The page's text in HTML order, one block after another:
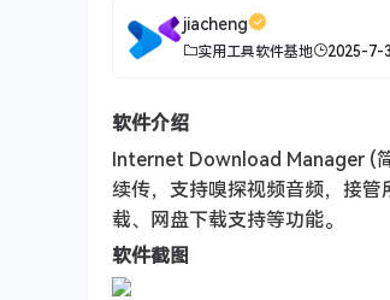
jiacheng
实用工具软件基地 2025-7-
软件介绍
Internet Download Manager (
续传，支持嗅探视频音频，接
载、网盘下载支持等功能。
软件截图